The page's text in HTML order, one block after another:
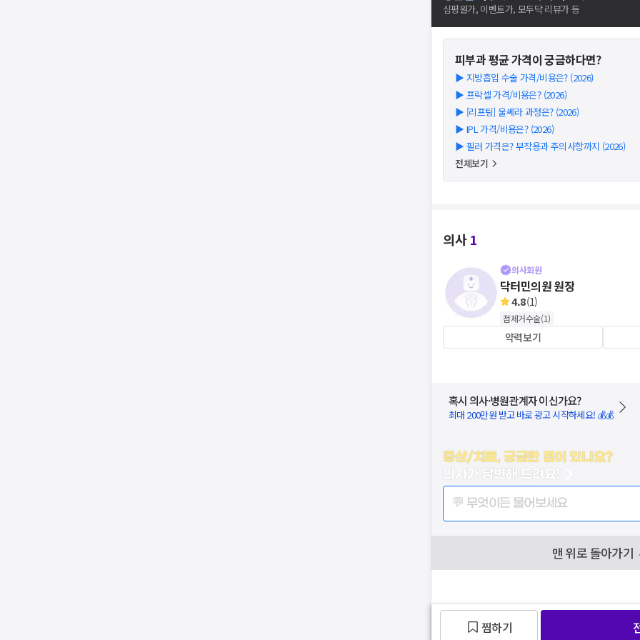
심평원가, 이벤트가, 모두닥 리뷰가 등
피부과평균 가격이 궁금하다면?
▶ 지방흡입 수술 가격/비용은? (2026)
▶ 프락셀 가격/비용은? (2026)
▶ [리프팅] 울쎄라 과정은? (2026)
▶ IPL 가격/비용은? (2026)
▶ 필러 가격은? 부작용과 주의사항까지 (2026)
전체보기
의사1
의사회원
닥터민의원 원장
4.8(1)
점제거수술(1)
약력보기
혹시 의사·병원관계자 이신가요?
최대 200만원 받고 바로 광고 시작하세요! 💰💰
증상/치료, 궁금한 점이 있나요?
의사가 답변해 드려요!
💬 무엇이든 물어보세요
맨 위로 돌아가기
찜하기